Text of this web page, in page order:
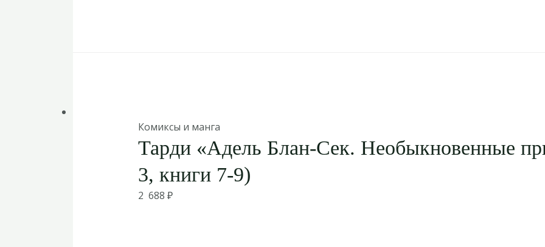
Комиксы и манга
Тарди «Адель Блан-Сек. Необыкновенные
3, книги 7-9)
2 688 ₽